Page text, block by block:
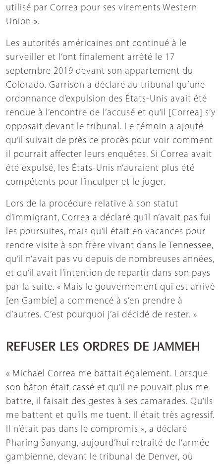
utilisé par Correa pour ses virements Western
Union ».
Les autorités américaines ont continué à le
surveiller et l’ont finalement arrêté le 17
septembre 2019 devant son appartement du
Colorado. Garrison a déclaré au tribunal qu’une
ordonnance d’expulsion des États-Unis avait été
rendue à l’encontre de l’accusé et qu’il [Correa] s’y
opposait devant le tribunal. Le témoin a ajouté
qu’il suivait de près ce procès pour voir comment
il pourrait affecter leurs enquêtes. Si Correa avait
été expulsé, les États-Unis n’auraient plus été
compétents pour l’inculper et le juger.
Lors de la procédure relative à son statut
d’immigrant, Correa a déclaré qu’il n’avait pas fui
les poursuites, mais qu’il était en vacances pour
rendre visite à son frère vivant dans le Tennessee,
qu’il n’avait pas vu depuis de nombreuses années,
et qu’il avait l’intention de repartir dans son pays
par la suite. « Mais le gouvernement qui est arrivé
[en Gambie] a commencé à s’en prendre à
d’autres. C’est pourquoi j’ai décidé de rester. »
REFUSER LES ORDRES DE JAMMEH
« Michael Correa me battait également. Lorsque
son bâton était cassé et qu’il ne pouvait plus me
battre, il faisait des gestes à ses camarades. Qu’ils
me battent et qu’ils me tuent. Il était très agressif.
Il n’était pas dans le compromis », a déclaré
Pharing Sanyang, aujourd’hui retraité de l’armée
gambienne, devant le tribunal de Denver, où